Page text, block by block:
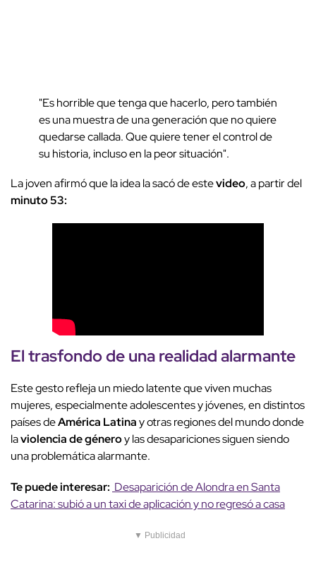
"Es horrible que tenga que hacerlo, pero también
es una muestra de una generación que no quiere
quedarse callada. Que quiere tener el control de
su historia, incluso en la peor situación".
La joven afirmó que la idea la sacó de estevideo, a partir del
minuto 53:
El trasfondo de una realidad alarmante
Este gesto refleja un miedo latente que viven muchas
mujeres, especialmente adolescentes y jóvenes, en distintos
países deAmérica Latinay otras regiones del mundo donde
laviolencia de géneroy las desapariciones siguen siendo
una problemática alarmante.
Te puede interesar: Desaparición de Alondra en Santa
Catarina: subió a un taxi de aplicación y no regresó a casa
▼ Publicidad